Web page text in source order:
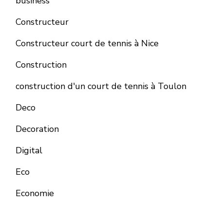
Constructeur
Constructeur court de tennis à Nice
Construction
construction d'un court de tennis à Toulon
Deco
Decoration
Digital
Eco
Economie